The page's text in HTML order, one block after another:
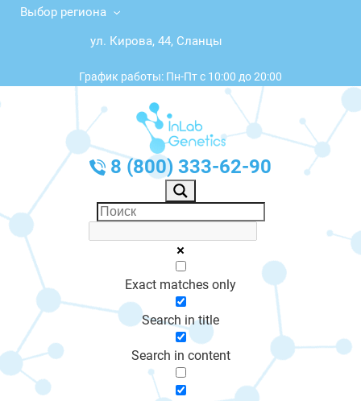
Выбор региона
ул. Кирова, 44, Сланцы
График работы: Пн-Пт с 10:00 до 20:00
8 (800) 333-62-90
Exact matches only
Search in title
Search in content